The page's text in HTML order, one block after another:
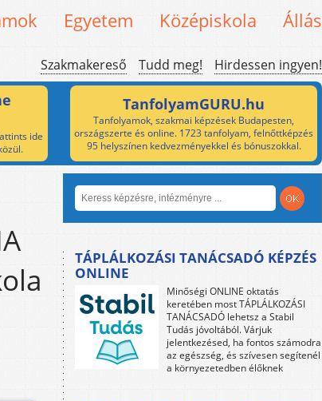
Egyetem Középiskola Állás
Szakmakereső Tudd meg! Hirdessen ingyen!
ide
TanfolyamGURU.hu
Tanfolyamok, szakmai képzések Budapesten,
országszerte és online. 1723 tanfolyam, felnőttképzés
95 helyszínen kedvezményekkel és bónuszokkal.
TÁPLÁLKOZÁSI TANÁCSADÓ KÉPZÉS
ONLINE
Minőségi ONLINE oktatás
keretében most TÁPLÁLKOZÁSI
TANÁCSADÓ lehetsz a Stabil
Tudás jóvoltából. Várjuk
jelentkezésed, ha fontos számodra
az egészség, és szívesen segítenél
a környezetedben élőknek